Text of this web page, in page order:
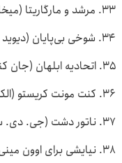
۳۳. مرشد و مارگاریتا (میخائیل بولگاکف)
۳۴. شوخی بی‌پایان (دیوید فاستر والاس)
۳۵. اتحادیه ابلهان (جان کندی تول)
۳۶. کنت مونت کریستو (الکساندر دوما)
۳۷. ناتور دشت (جی. دی. سلینجر)
۳۸. نیایشی برای اوون مینی (جان اروینگ)